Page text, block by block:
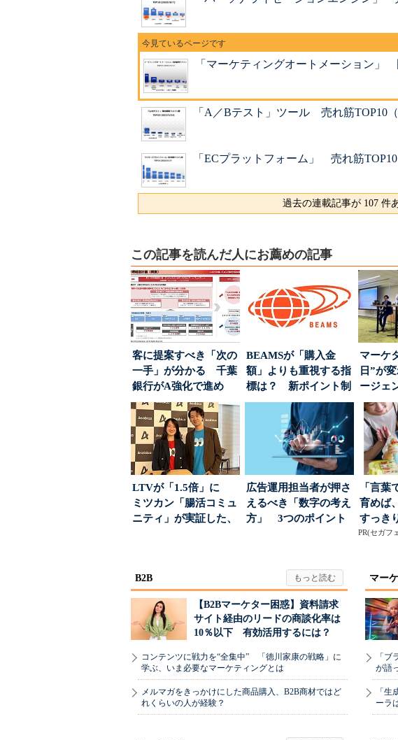
「マーケティングオートメーション」
「A／Bテスト」ツール 売れ筋TOP10（
「ECプラットフォーム」 売れ筋TOP10
過去の連載記事が 107 件
この記事を読んだ人にお薦めの記事
客に提案すべき「次の
一手」が分かる 千葉
銀行がA強化で進め
る“One to On...
BEAMSが「購入金
額」よりも重視する指
標は？ 新ポイント制
度の狙い
マーケ
日”が
ージェ
が起き
LTVが「1.5倍」に
ミツカン「腸活コミュ
ニティ」が実証した、
広告運用担当者が押さ
えるべき「数字の考え
方」 3つのポイント
「言葉
育めば
すっき
ンマン
PR(セガフ
B2B
【B2Bマーケター困惑】資料請求
サイト経由のリードの商談化率は
10％以下 有効活用するには？
コンテンツに戦力を“全集中” 「徳川家康の戦略」に
学ぶ、いま必要なマーケティングとは
メルマガをきっかけにした商品購入、B2B商材ではど
れくらいの人が経験？
マー
「
が語
「
ーラ